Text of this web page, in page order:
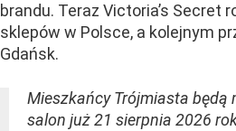
brandu. Teraz Victoria’s Secret
sklepów w Polsce, a kolejnym
Gdańsk.
Mieszkańcy Trójmiasta będą
salon już 21 sierpnia 2026